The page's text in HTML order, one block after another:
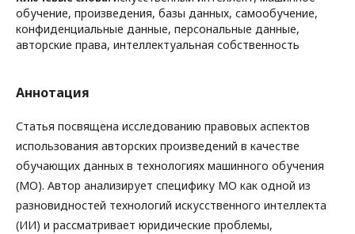
обучение, произведения, базы данных, самообучение,
конфиденциальные данные, персональные данные,
авторские права, интеллектуальная собственность
Аннотация
Статья посвящена исследованию правовых аспектов
использования авторских произведений в качестве
обучающих данных в технологиях машинного обучения
(МО). Автор анализирует специфику МО как одной из
разновидностей технологий искусственного интеллекта
(ИИ) и рассматривает юридические проблемы,